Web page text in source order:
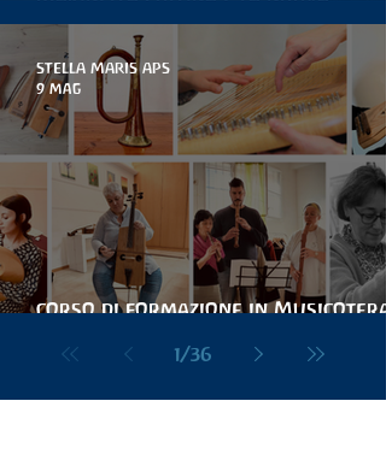
presidente di stella maris
corso di formazione in
STELLA MARIS APS
9 mag
1/36